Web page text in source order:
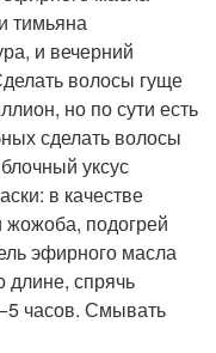
тимьяна
и вечерний
волосы гуще
но по сути есть
сделать волосы
уксус
в качестве
подогрей
эфирного масла
длине, спрячь
часов. Смывать